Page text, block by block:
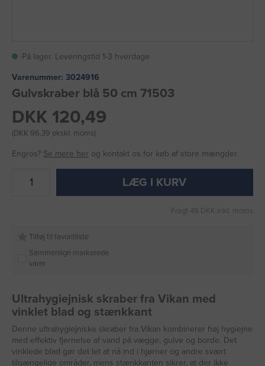
På lager. Leveringstid 1-3 hverdage
Varenummer: 3024916
Gulvskraber blå 50 cm 71503
DKK 120,49
(DKK 96,39 ekskl. moms)
Engros? Se mere her og kontakt os for køb af store mængder.
LÆG I KURV
Fragt 49 DKK inkl. moms
Tilføj til favoritliste
Sammenlign markerede
varer
Ultrahygiejnisk skraber fra Vikan med
vinklet blad og stænkkant
Denne ultrahygiejniske skraber fra Vikan kombinerer høj hygiejne
med effektiv fjernelse af vand på vægge, gulve og borde. Det
vinklede blad gør det let at nå ind i hjørner og andre svært
tilgængelige områder, mens stænkkanten sikrer, at der ikke